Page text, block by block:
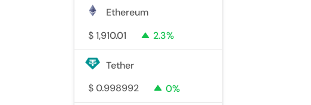
Ethereum
$ 1,910.01 2.3%
Tether
$ 0.998992 0%